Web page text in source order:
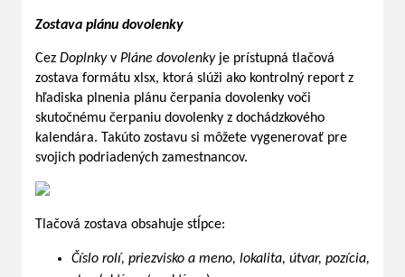
Zostava plánu dovolenky
Cez Doplnkyv Pláne dovolenky je prístupná tlačová
zostava formátu xlsx, ktorá slúži ako kontrolný report z
hľadiska plnenia plánu čerpania dovolenky voči
skutočnému čerpaniu dovolenky z dochádzkového
kalendára. Takúto zostavu si môžete vygenerovať pre
svojich podriadených zamestnancov.
Tlačová zostava obsahuje stĺpce:
Číslo rolí, priezvisko a meno, lokalita, útvar, pozícia,